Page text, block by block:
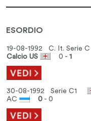
ESORDIO
19-08-1992 C. It. Serie C
Calcio US
0 -1
30-08-1992 Serie C1
AC
0 - 0